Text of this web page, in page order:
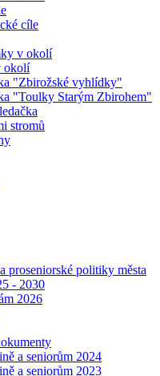
cíle
v okolí
okolí
"Zbirožské vyhlídky"
"Toulky Starým Zbirohem"
stromů
proseniorské politiky města
- 2030
2026
a seniorům 2024
a seniorům 2023